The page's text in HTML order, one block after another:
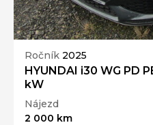
Ročník 2025
HYUNDAI i30 WG PD
kW
Nájezd
2 000 km